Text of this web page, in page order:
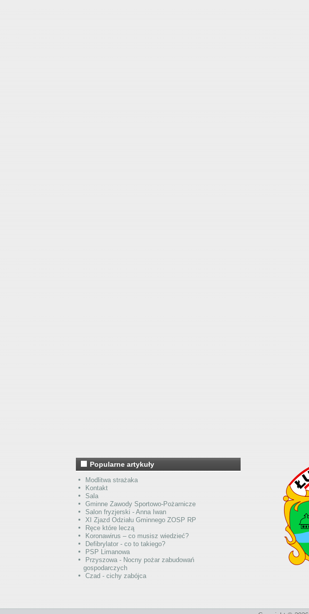
Popularne artykuły
Modlitwa strażaka
Kontakt
Sala
Gminne Zawody Sportowo-Pożarnicze
Salon fryzjerski - Anna Iwan
XI Zjazd Odziału Gminnego ZOSP RP
Ręce które leczą
Koronawirus – co musisz wiedzieć?
Defibrylator - co to takiego?
PSP Limanowa
Przyszowa - Nocny pożar zabudowań
gospodarczych
Czad - cichy zabójca